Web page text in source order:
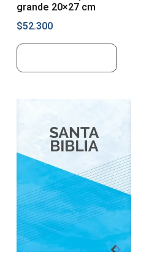
grande 20×27 cm
$52.300